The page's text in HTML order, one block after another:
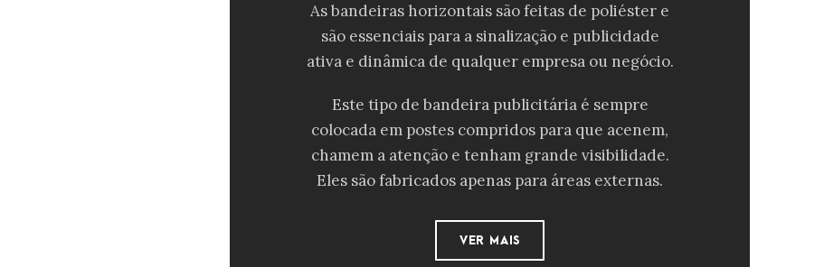
As bandeiras horizontais são feitas de poliéster e
são essenciais para a sinalização e publicidade
ativa e dinâmica de qualquer empresa ou negócio.
Este tipo de bandeira publicitária é sempre
colocada em postes compridos para que acenem,
chamem a atenção e tenham grande visibilidade.
Eles são fabricados apenas para áreas externas.
VER MAIS